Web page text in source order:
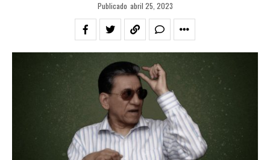
Publicado abril 25, 2023